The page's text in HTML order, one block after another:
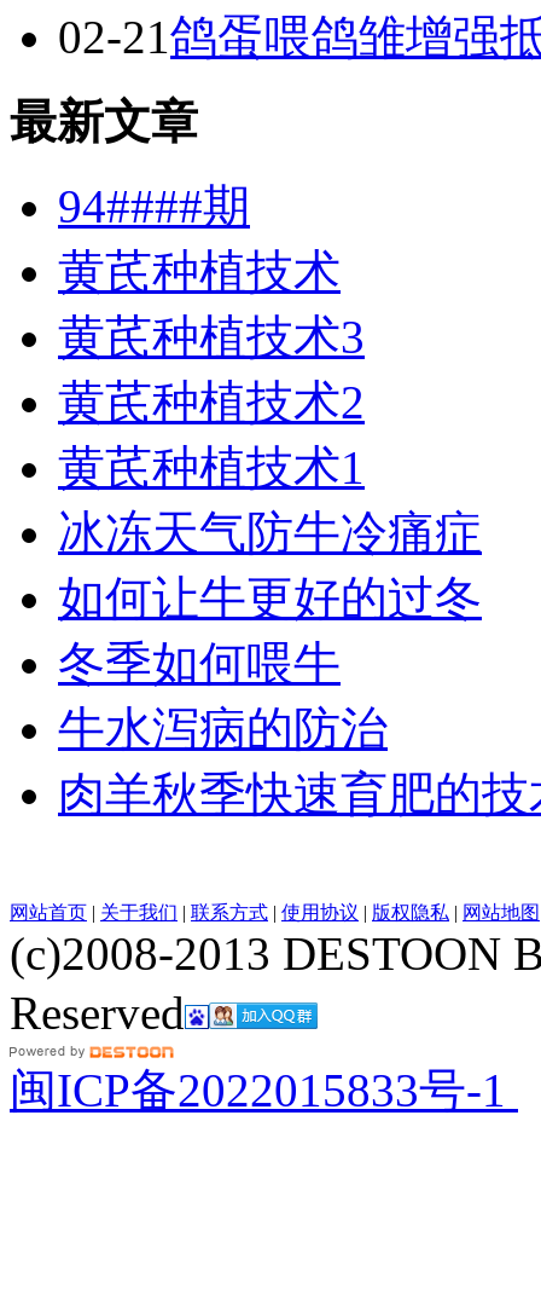
02-21鸽蛋喂鸽雏增强
最新文章
94####期
黄芪种植技术
黄芪种植技术3
黄芪种植技术2
黄芪种植技术1
冰冻天气防牛冷痛症
如何让牛更好的过冬
冬季如何喂牛
牛水泻病的防治
肉羊秋季快速育肥的
网站首页 | 关于我们 | 联系方式 | 使用协议 | 版权隐私 | 网站地图
(c)2008-2013 DESTOON
Reserved
闽ICP备2022015833号-1